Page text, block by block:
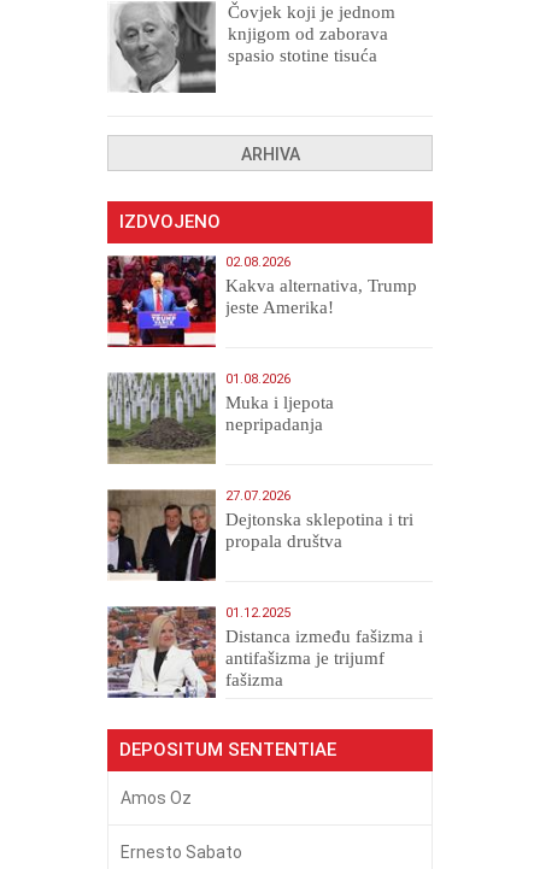
Čovjek koji je jednom
knjigom od zaborava
spasio stotine tisuća
ARHIVA
IZDVOJENO
02.08.2026
Kakva alternativa, Trump
jeste Amerika!
01.08.2026
Muka i ljepota
nepripadanja
27.07.2026
Dejtonska sklepotina i tri
propala društva
01.12.2025
Distanca između fašizma i
antifašizma je trijumf
fašizma
DEPOSITUM SENTENTIAE
Amos Oz
Ernesto Sabato